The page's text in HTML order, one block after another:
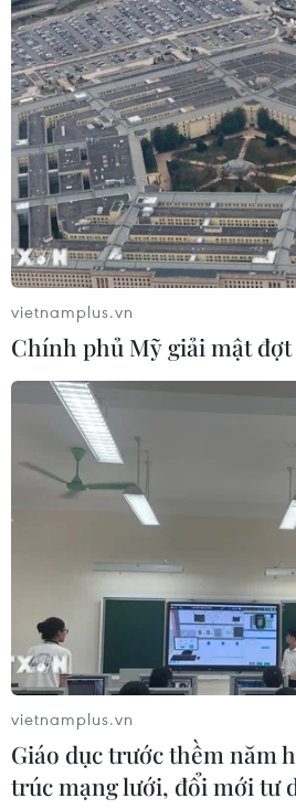
vi phạm như các doanh nghiệp
vàng trang sức không rõ nguồn
hóa đơn chứng từ, không có
Quản lý thị trường liên
phạm trong hoạt động
Kiểm tra một cửa hàng kinh
Móng Cái, lực lượng Quản lý thị
lập biên bản tạm giữ một số
mạo nhãn hiệu nổi tiếng.
vietnamplus.vn
Chính phủ Mỹ giải mật đợt
vietnamplus.vn
Giáo dục trước thềm năm
trúc mạng lưới, đổi mới tư